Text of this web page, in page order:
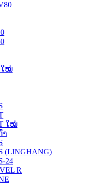
ໃໝ່
ໃໝ່
າ
(LINGHANG)
24
R